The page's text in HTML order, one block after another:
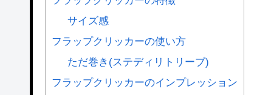
サイズ感
フラップクリッカーの使い方
ただ巻き(ステディリトリーブ)
フラップクリッカーのインプレッション